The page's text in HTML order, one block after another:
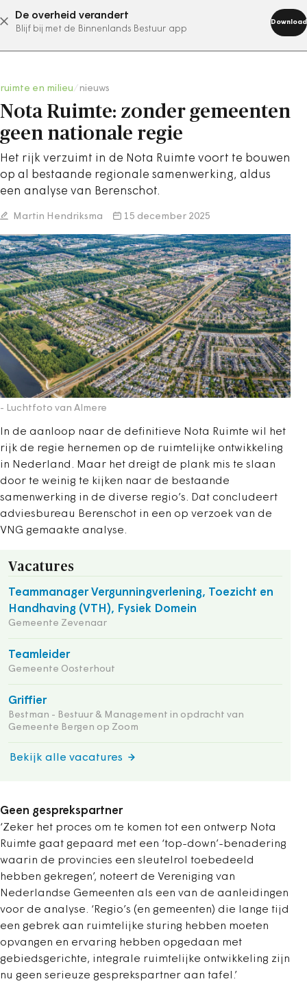
De overheid verandert
Blijf bij met de Binnenlands Bestuur app
Download
abonneer nu
ruimte en milieu nieuws
Nota Ruimte: zonder gemeenten
geen nationale regie
Het rijk verzuimt in de Nota Ruimte voort te bouwen
op al bestaande regionale samenwerking, aldus
een analyse van Berenschot.
Martin Hendriksma 15 december 2025
- Luchtfoto van Almere
In de aanloop naar de definitieve Nota Ruimte wil het
rijk de regie hernemen op de ruimtelijke ontwikkeling
in Nederland. Maar het dreigt de plank mis te slaan
door te weinig te kijken naar de bestaande
samenwerking in de diverse regio’s. Dat concludeert
adviesbureau Berenschot in een op verzoek van de
VNG gemaakte analyse.
Vacatures
Teammanager Vergunningverlening, Toezicht en
Handhaving (VTH), Fysiek Domein
Gemeente Zevenaar
Teamleider
Gemeente Oosterhout
Griffier
Bestman - Bestuur & Management in opdracht van
Gemeente Bergen op Zoom
Bekijk alle vacatures
Geen gesprekspartner
‘Zeker het proces om te komen tot een ontwerp Nota
Ruimte gaat gepaard met een ‘top-down’-benadering
waarin de provincies een sleutelrol toebedeeld
hebben gekregen’, noteert de Vereniging van
Nederlandse Gemeenten als een van de aanleidingen
voor de analyse. ‘Regio’s (en gemeenten) die lange tijd
een gebrek aan ruimtelijke sturing hebben moeten
opvangen en ervaring hebben opgedaan met
gebiedsgerichte, integrale ruimtelijke ontwikkeling zijn
nu geen serieuze gesprekspartner aan tafel.’